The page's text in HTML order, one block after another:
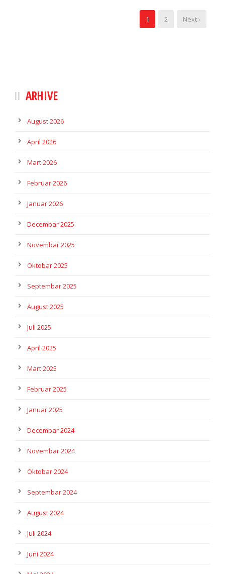
1 2 Next ›
ARHIVE
August 2026
April 2026
Mart 2026
Februar 2026
Januar 2026
Decembar 2025
Novembar 2025
Oktobar 2025
Septembar 2025
August 2025
Juli 2025
April 2025
Mart 2025
Februar 2025
Januar 2025
Decembar 2024
Novembar 2024
Oktobar 2024
Septembar 2024
August 2024
Juli 2024
Juni 2024